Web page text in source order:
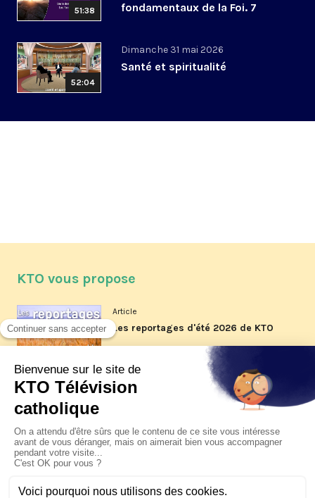
51:38
fondamentaux de la Foi. 7
52:04
Dimanche 31 mai 2026
Santé et spiritualité
KTO vous propose
Article
Les reportages d'été 2026 de KTO
Article
La visite pastorale du pape Léon
XIV à Assise à suivre sur KTO le
Article